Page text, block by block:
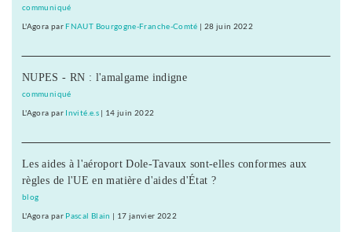
communiqué
L'Agora par FNAUT Bourgogne-Franche-Comté 28 juin 2022
NUPES - RN : l'amalgame indigne
communiqué
L'Agora par Invité.e.s| 14 juin 2022
Les aides à l'aéroport Dole-Tavaux sont-elles conformes aux
règles de l'UE en matière d'aides d'État ?
blog
L'Agora par Pascal Blain 17 janvier 2022